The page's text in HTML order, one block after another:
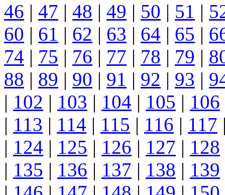
46 | 47 | 48 | 49 | 50 | 51 |
60 | 61 | 62 | 63 | 64 | 65 |
74 | 75 | 76 | 77 | 78 | 79 |
88 | 89 | 90 | 91 | 92 | 93 |
| 102 | 103 | 104 | 105 | 106
| 113 | 114 | 115 | 116 | 117
| 124 | 125 | 126 | 127 | 128
| 135 | 136 | 137 | 138 | 139